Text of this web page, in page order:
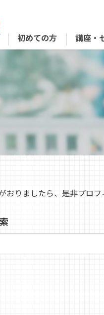
初めての方 講座・
おりましたら、是非プロフ